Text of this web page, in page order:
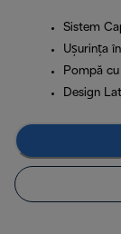
Sistem
Ușurința
Pompă
Design